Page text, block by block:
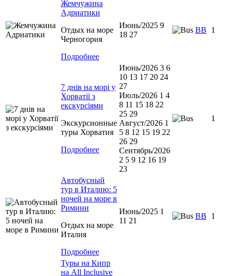
Жемчужина
Адриатики
Отдых на море
Черногория
Подробнее
Июнь/2025 9
18 27
BB 1
7 днів на морі у
Хорватії з
екскурсіями
Экскурсионные
туры Хорватия
Подробнее
Июнь/2026 3 6
10 13 17 20 24
27
Июль/2026 1 4
8 11 15 18 22
25 29
Август/2026 1
5 8 12 15 19 22
26 29
Сентябрь/2026
2 5 9 12 16 19
23
1
Автобусный
тур в Италию: 5
ночей на море в
Римини
Отдых на море
Италия
Подробнее
Июнь/2025 1
11 21
ВВ 1
Туры на Кипр
на All Inclusive